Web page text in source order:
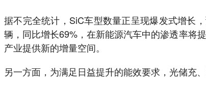
据不完全统计，SiC车型数量正呈现爆发式增长
辆，同比增长69%，在新能源汽车中的渗透率将
产业提供新的增量空间。
另一方面，为满足日益提升的能效要求，光储充